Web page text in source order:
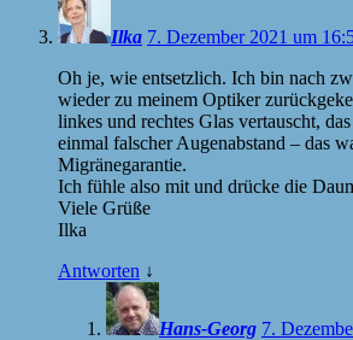
Ilka 7. Dezember 2021 um
Oh je, wie entsetzlich. Ich bin nach
wieder zu meinem Optiker
linkes und rechtes Glas vertauscht,
einmal falscher Augenabstand – das
Migränegarantie.
Ich fühle also mit und drücke die
Viele Grüße
Ilka
Antworten ↓
Hans-Georg 7.